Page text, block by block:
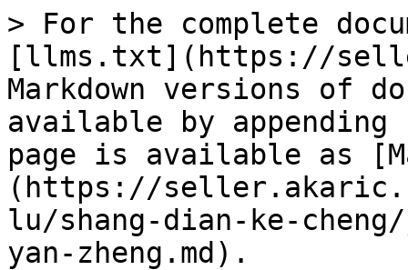
> For the complete
[llms.txt](https://
Markdown versions of
available by
page is available as
(https://
lu/shang-dian-ke-
yan-zheng.md).